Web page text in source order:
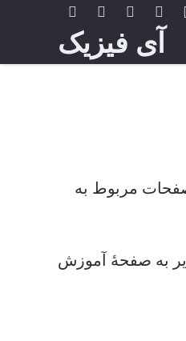
آی فیزیک
مربوط به
به صفحۀ آموزش